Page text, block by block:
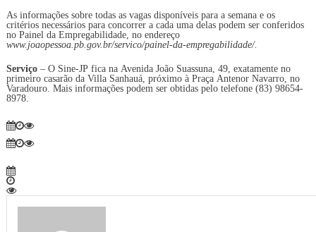
As informações sobre todas as vagas disponíveis para a semana e os
critérios necessários para concorrer a cada uma delas podem ser conferidos
no Painel da Empregabilidade, no endereço
www.joaopessoa.pb.gov.br/servico/painel-da-empregabilidade/.
Serviço– O Sine-JP fica na Avenida João Suassuna, 49, exatamente no
primeiro casarão da Villa Sanhauá, próximo à Praça Antenor Navarro, no
Varadouro. Mais informações podem ser obtidas pelo telefone (83) 98654-
8978.